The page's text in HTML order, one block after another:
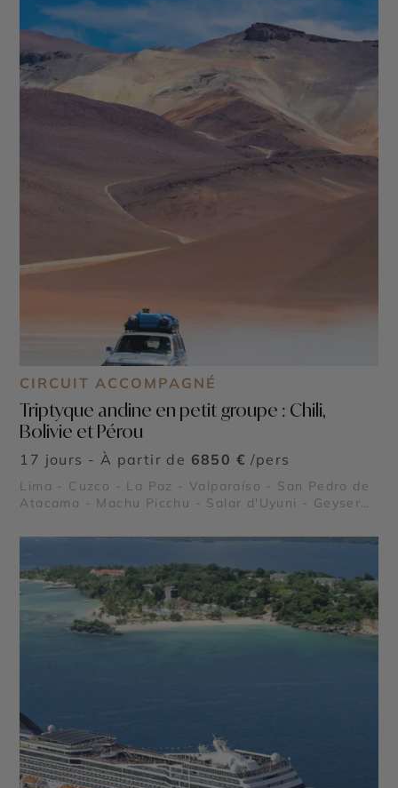
CIRCUIT ACCOMPAGNÉ
Triptyque andine en petit groupe : Chili,
Bolivie et Pérou
17 jours - À partir de 6850 € /pers
Lima - Cuzco - La Paz - Valparaíso - San Pedro de
Atacama - Machu Picchu - Salar d'Uyuni - Geysers